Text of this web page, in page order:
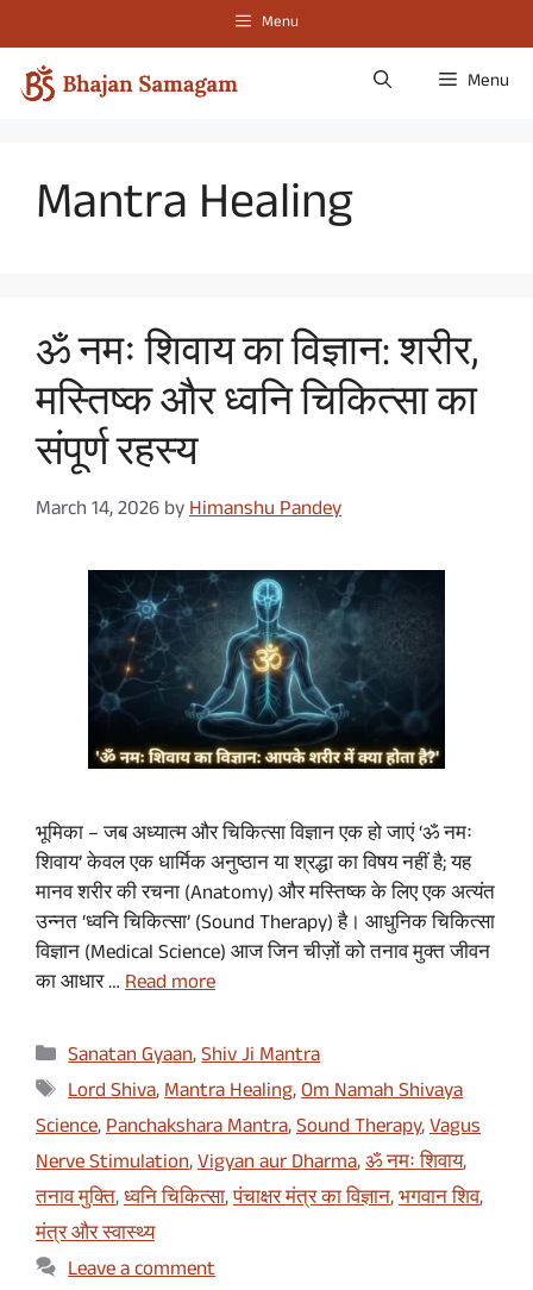
to
content
Menu
Menu
Mantra Healing
ॐ नमः शिवाय का विज्ञान: शरीर,
मस्तिष्क और ध्वनि चिकित्सा का
संपूर्ण रहस्य
March 14, 2026byHimanshu Pandey
भूमिका – जब अध्यात्म और चिकित्सा विज्ञान एक हो जाएं ‘ॐ नमः
शिवाय’ केवल एक धार्मिक अनुष्ठान या श्रद्धा का विषय नहीं है; यह
मानव शरीर की रचना (Anatomy) और मस्तिष्क के लिए एक अत्यंत
उन्नत ‘ध्वनि चिकित्सा’ (Sound Therapy) है। आधुनिक चिकित्सा
विज्ञान (Medical Science) आज जिन चीज़ों को तनाव मुक्त जीवन
का आधार …Read more
Categories
Sanatan Gyaan,Shiv Ji Mantra
Tags
Lord Shiva,Mantra Healing,Om Namah Shivaya
Science,Panchakshara Mantra,Sound Therapy,Vagus
Nerve Stimulation,Vigyan aur Dharma,ॐ नमः शिवाय,
तनाव मुक्ति,ध्वनि चिकित्सा,पंचाक्षर मंत्र का विज्ञान,भगवान शिव,
मंत्र और स्वास्थ्य
Leave a comment